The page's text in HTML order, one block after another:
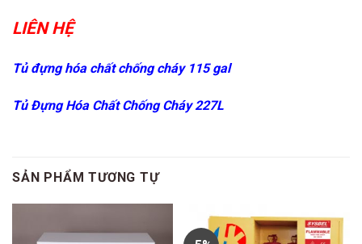
LIÊN HỆ
Tủ đựng hóa chất chống cháy 115 gal
Tủ Đựng Hóa Chất Chống Cháy 227L
SẢN PHẨM TƯƠNG TỰ